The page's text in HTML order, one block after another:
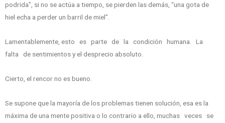
podrida”, si no se actúa a tiempo, se pierden las demás, “una gota de
hiel echa a perder un barril de miel”.
Lamentablemente, esto es parte de la condición humana. La
falta de sentimientos y el desprecio absoluto.
Cierto, el rencor no es bueno.
Se supone que la mayoría de los problemas tienen solución, esa es la
máxima de una mente positiva o lo contrario a ello, muchas veces se